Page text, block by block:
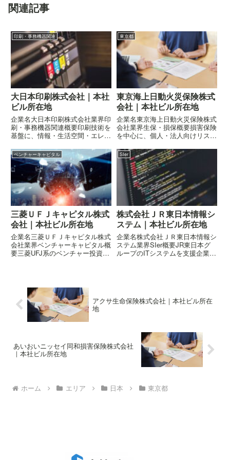
関連記事
印刷・事務機器関連
大日本印刷株式会社｜本社
ビル所在地
企業名大日本印刷株式会社業界印
刷・事務機器関連概要印刷技術を
基盤に、情報・生活空間・エレク
概要はこちら所在地〒162-0062
東京都新宿区市谷加賀町一丁目1-
1 DNP市谷加賀町ビル
東京都
東京海上日動火災保険株式
会社｜本社ビル所在地
企業名東京海上日動火災保険株式
会社業界生保・損保概要損害保険
を中心に、個人・法人向けリスク
在地〒100-0004 東京都千代田区
大手町二丁目6-4 常盤橋タワー
ベンチャーキャピタル
三菱ＵＦＪキャピタル株式
会社｜本社ビル所在地
企業名三菱ＵＦＪキャピタル株式
会社業界ベンチャーキャピタル概
要三菱UFJ系のベンチャー投資・
SIer
株式会社ＪＲ東日本情報シ
ステム｜本社ビル所在地
企業名株式会社ＪＲ東日本情報シ
ステム業界SIer概要JR東日本グ
ループのITシステムを支援企業の
アクサ生命保険株式会社｜本社ビル所在
地
あいおいニッセイ同和損害保険株式会社
｜本社ビル所在地
ホーム エリア 日本 東京都